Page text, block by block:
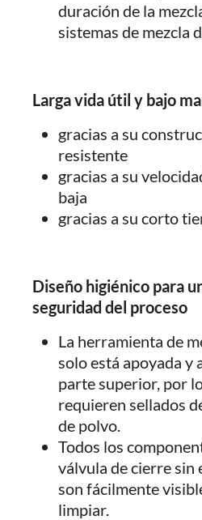
duración de la
sistemas de mezcla
Larga vida útil y bajo
gracias a su
resistente
gracias a su
baja
gracias a su corto
Diseño higiénico para
seguridad del proceso
La herramienta de
solo está apoyada y
parte superior, por
requieren sellados
de polvo.
Todos los
válvula de cierre sin
son fácilmente
limpiar.